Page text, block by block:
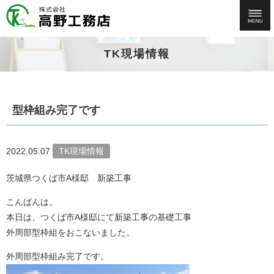
TK現場情報
型枠組み完了です
2022.05.07 TK現場情報
茨城県つくば市A様邸 新築工事
こんばんは。
本日は、つくば市A様邸にて新築工事の基礎工事
外周部型枠組をおこないました。
外周部型枠組み完了です。